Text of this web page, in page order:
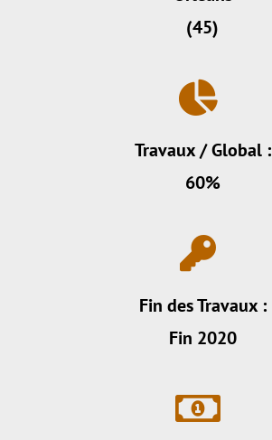
(45)
Travaux / Global :
60%
Fin des Travaux :
Fin 2020